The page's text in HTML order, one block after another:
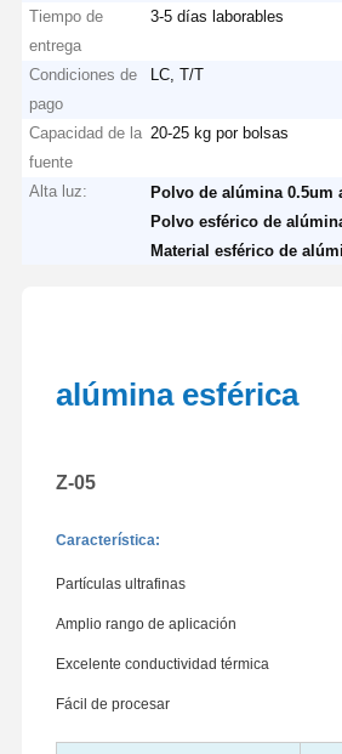
Tiempo de
entrega
3-5 días laborables
Condiciones de
pago
LC, T/T
Capacidad de la
fuente
20-25 kg por bolsas
Alta luz: Polvo de alúmina 0.5um
Polvo esférico de
Material esférico de
alúmina esférica
Z-05
Característica:
Partículas ultrafinas
Amplio rango de aplicación
Excelente conductividad térmica
Fácil de procesar